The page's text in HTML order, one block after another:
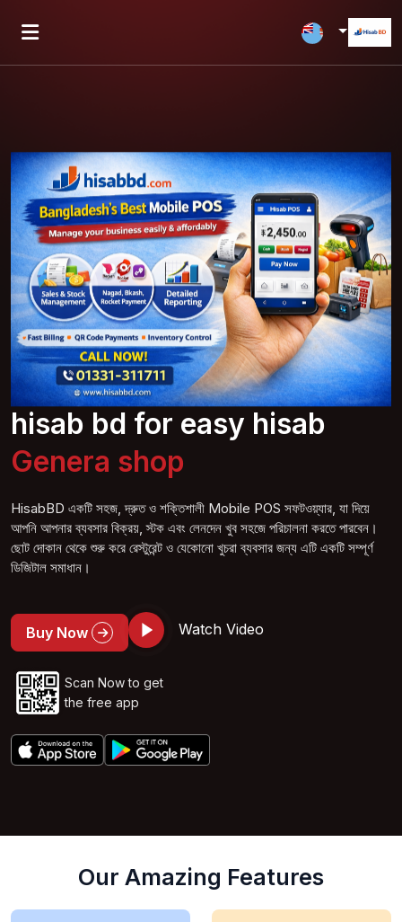
hisab bd for easy hisab
General shop
HisabBD একটি সহজ, দ্রুত ও শক্তিশালী Mobile POS সফটওয়্যার, যা দিয়ে
আপনি আপনার ব্যবসার বিক্রয়, স্টক এবং লেনদেন খুব সহজে পরিচালনা করতে পারবেন।
ছোট দোকান থেকে শুরু করে রেস্টুরেন্ট ও যেকোনো খুচরা ব্যবসার জন্য এটি একটি সম্পূর্ণ
ডিজিটাল সমাধান।
Buy Now Watch Video
Scan Now to get
the free app
Our Amazing Features